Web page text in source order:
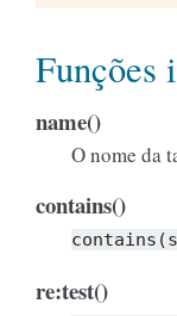
Funções
name()
O nome da
contains()
re:test()